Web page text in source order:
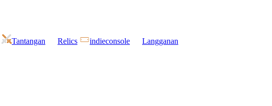
Tantangan Relics indieconsole Langganan